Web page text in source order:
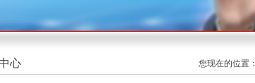
心 您现在的位置：